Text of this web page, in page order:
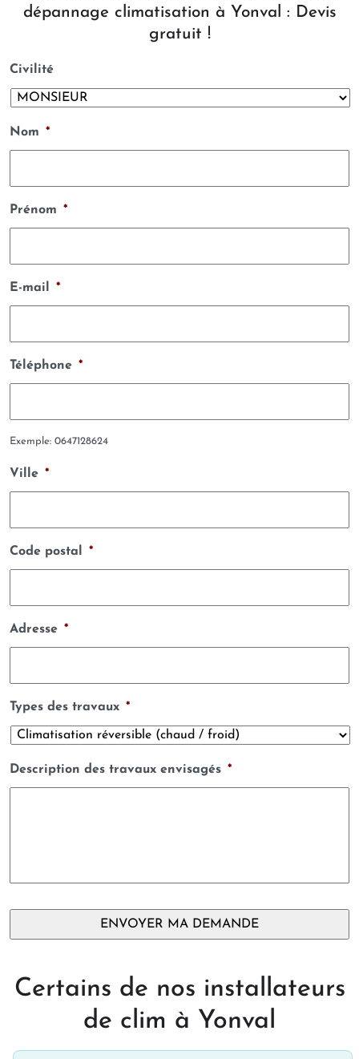
dépannage climatisation à Yonval : Devis
gratuit !
Civilité
Nom *
Prénom *
E-mail *
Téléphone *
Exemple: 0647128624
Ville *
Code postal *
Adresse *
Types des travaux *
Description des travaux envisagés *
Certains de nos installateurs
de clim à Yonval